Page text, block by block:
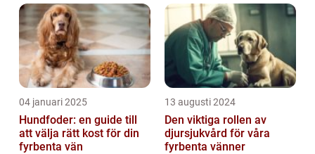
04 januari 2025
Hundfoder: en guide till
att välja rätt kost för din
fyrbenta vän
13 augusti 2024
Den viktiga rollen av
djursjukvård för våra
fyrbenta vänner